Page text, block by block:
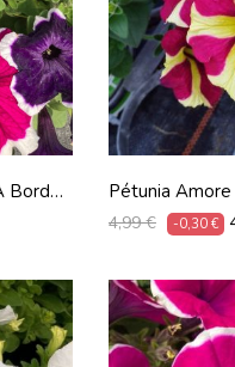
Bord
Pétunia
Prix
4,99 € -0,30 €